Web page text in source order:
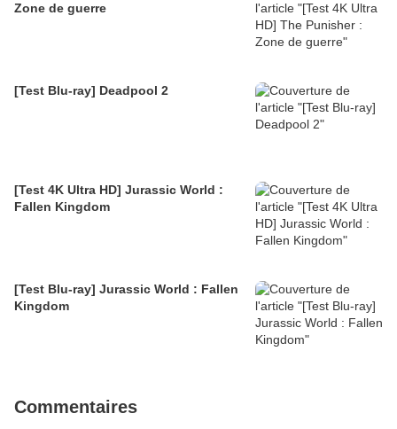
Zone de guerre
[Test Blu-ray] Deadpool 2
[Test 4K Ultra HD] Jurassic World :
Fallen Kingdom
[Test Blu-ray] Jurassic World : Fallen
Kingdom
Commentaires